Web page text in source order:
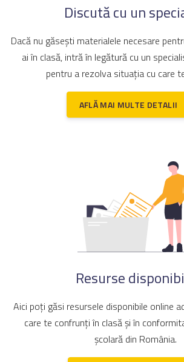
Discută cu un
Dacă nu găsești materialele necesare
ai în clasă, intră în legătură cu un
pentru a rezolva situația cu care
AFLĂ MAI MULTE DETALII
Resurse
Aici poți găsi resursele disponibile online
care te confrunți în clasă și în
școlară din România.